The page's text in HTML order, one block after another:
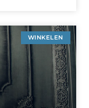
WINKELEN